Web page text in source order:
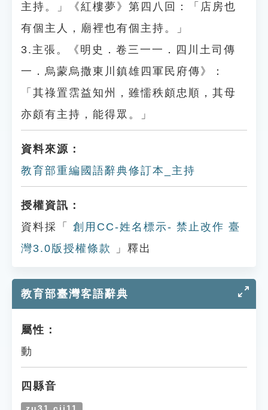
主持。」《紅樓夢》第四八回：「店房也
有個主人，廟裡也有個主持。」
3.主張。《明史．卷三一一．四川土司傳
一．烏蒙烏撒東川鎮雄四軍民府傳》：
「其祿置霑益知州，雖懦秩頗忠順，其母
亦頗有主持，能得眾。」
資料來源：
教育部重編國語辭典修訂本_主持
授權資訊：
資料採「
創用CC-姓名標示- 禁止改作 臺
灣3.0版授權條款
」釋出
教育部臺灣客語辭典
屬性：
動
四縣音